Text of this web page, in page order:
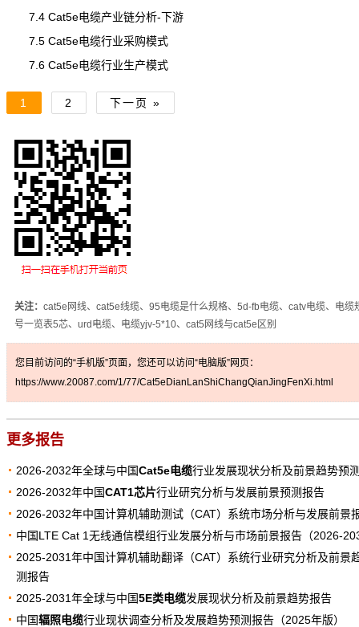
7.4 Cat5e电缆产业链分析-下游
7.5 Cat5e电缆行业采购模式
7.6 Cat5e电缆行业生产模式
1 2 下一页 »
关注： cat5e网线、cat5e线缆、95电缆是什么规格、5d-fb电缆、catv电缆、电缆
号一览表5芯、urd电缆、电缆yjv-5*10、cat5网线与cat5e区别
您目前访问的“手机版”页面，您还可以访问“电脑版”网页：
https://www.20087.com/1/77/Cat5eDianLanShiChangQianJingFenXi.html
更多报告
2026-2032年全球与中国Cat5e电缆行业发展现状分析及前景趋势预
2026-2032年中国CAT1芯片行业研究分析与发展前景预测报告
2026-2032年中国计算机辅助测试（CAT）系统市场分析与发展前景
中国LTE Cat 1无线通信模组行业发展分析与市场前景报告（2026-
2025-2031年中国计算机辅助翻译（CAT）系统行业研究分析及前景
测报告
2025-2031年全球与中国5E类电缆发展现状分析及前景趋势报告
中国辐照电缆行业现状调查分析及发展趋势预测报告（2025年版）